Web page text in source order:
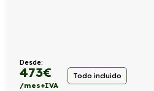
Desde:
473€
/mes+IVA
Todo incluido